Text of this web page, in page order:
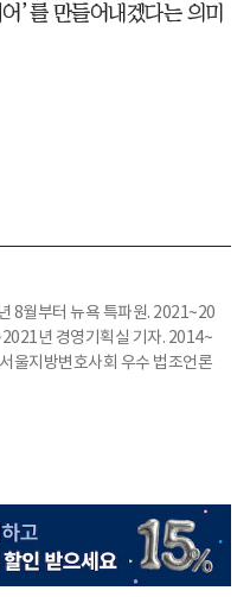
’를 만들어내겠다는 의미
8월부터 뉴욕 특파원. 2021~20
년 경영기획실 기자. 2014~
울지방변호사회 우수 법조언론